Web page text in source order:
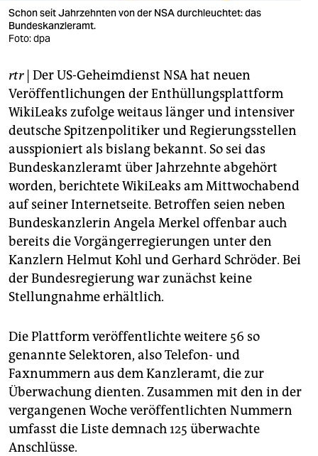
veranstaltungen
shop
fragen & hilfe
unterstützen
abo
genossenschaft
epaper login
Schon seit Jahrzehnten von der NSA durchleuchtet: das
Bundeskanzleramt.
Foto: dpa
rtr| Der US-Geheimdienst NSA hat neuen
Veröffentlichungen der Enthüllungsplattform
WikiLeaks zufolge weitaus länger und intensiver
deutsche Spitzenpolitiker und Regierungsstellen
ausspioniert als bislang bekannt. So sei das
Bundeskanzleramt über Jahrzehnte abgehört
worden, berichtete WikiLeaks am Mittwochabend
auf seiner Internetseite. Betroffen seien neben
Bundeskanzlerin Angela Merkel offenbar auch
bereits die Vorgängerregierungen unter den
Kanzlern Helmut Kohl und Gerhard Schröder. Bei
der Bundesregierung war zunächst keine
Stellungnahme erhältlich.
Die Plattform veröffentlichte weitere 56 so
genannte Selektoren, also Telefon- und
Faxnummern aus dem Kanzleramt, die zur
Überwachung dienten. Zusammen mit den in der
vergangenen Woche veröffentlichten Nummern
umfasst die Liste demnach 125 überwachte
Anschlüsse.